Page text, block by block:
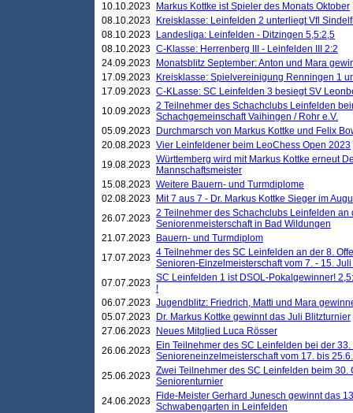
10.10.2023
Markus Kottke ist Spieler des Monats Oktober
08.10.2023
Kreisklasse: Leinfelden 2 unterliegt Vfl
08.10.2023
Landesliga: Leinfelden - Ditzingen 5,5:2,5
08.10.2023 C-Klasse: Herrenberg III - Leinfelden III 2:2
24.09.2023
Monatsblitz September: Anton und Mara
17.09.2023
Kreisklasse: Spielvereinigung Renningen 1
17.09.2023 C-KLasse: SC Leinfelden 3 besiegt SV
10.09.2023 2 Teilnehmer des Schachclubs Leinfelden
Schachgemeinschaft Vaihingen / Rohr e.V.
05.09.2023
Durchmarsch von Markus Kottke und Felix
20.08.2023 Vier Leinfeldener beim LeoChess Open 2023
19.08.2023 Württemberg wird mit Markus Kottke erneut
Mannschaftsmeister
15.08.2023 Weitere Bauern- und Turmdiplome
02.08.2023
Mit 7 aus 7 - Dr. Markus Kottke Sieger im
26.07.2023 2 Teilnehmer des Schachclubs Leinfelden an
Seniorenmeisterschaft in Bad Wildungen
21.07.2023
Bauern- und Turmdiplom
17.07.2023 4 Teilnehmer des SC Leinfelden an der 8.
Senioren-Einzelmeisterschaft vom 7. - 15.
07.07.2023 SC Leinfelden 1 ist DSOL-Pokalgewinner!
!
06.07.2023 Jugendblitz: Friedrich, Matti und Mara
05.07.2023
Dr. Markus Kottke gewinnt das Juli Blitzturnier
27.06.2023
Neues Mitglied Luca Rösser
26.06.2023
Ein Teilnehmer des SC Leinfelden bei der
Senioreneinzelmeisterschaft vom 17. bis
25.06.2023 Zwei Teilnehmer des SC Leinfelden beim
Seniorenturnier
24.06.2023
Fide-Meister Gerhard Junesch gewinnt das
Schwabengarten in Leinfelden